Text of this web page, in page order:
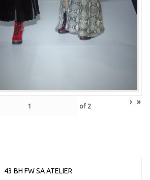
of 2 › »
43 BH FW SA ATELIER